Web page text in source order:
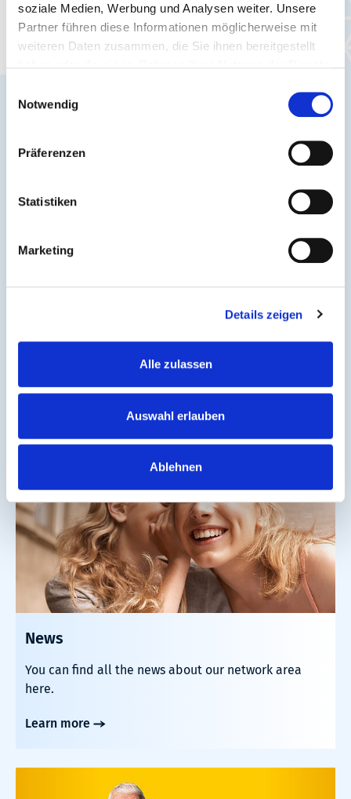
soziale Medien, Werbung und Analysen weiter. Unsere
Partner führen diese Informationen möglicherweise mit
weiteren Daten zusammen, die Sie ihnen bereitgestellt
Notwendig
Präferenzen
Statistiken
Marketing
Details zeigen
Alle zulassen
Auswahl erlauben
Ablehnen
Stay up to date - the latest news and
information for you.
Learn more
News
You can find all the news about our network area
here.
Learn more